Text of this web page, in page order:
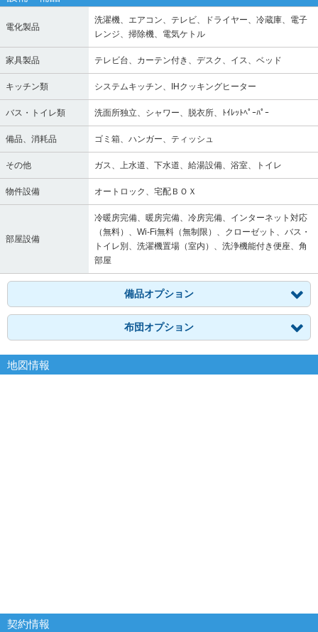
電化製品
洗濯機、エアコン、テレビ、ドライヤー、冷蔵庫、電子
レンジ、掃除機、電気ケトル
家具製品 テレビ台、カーテン付き、デスク、イス、ベッド
キッチン類 システムキッチン、IHクッキングヒーター
バス・トイレ類 洗面所独立、シャワー、脱衣所、ﾄｲﾚｯﾄﾍﾟｰﾊﾟｰ
備品、消耗品 ゴミ箱、ハンガー、ティッシュ
その他 ガス、上水道、下水道、給湯設備、浴室、トイレ
物件設備 オートロック、宅配ＢＯＸ
部屋設備
冷暖房完備、暖房完備、冷房完備、インターネット対応
（無料）、Wi-Fi無料（無制限）、クローゼット、バス・
トイレ別、洗濯機置場（室内）、洗浄機能付き便座、角
部屋
備品オプション
布団オプション
地図情報
契約情報